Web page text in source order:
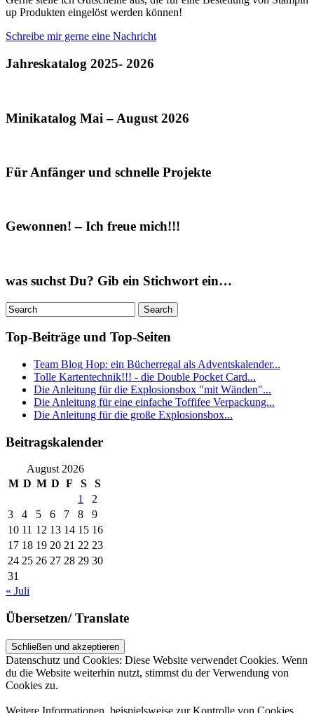
up Produkten eingelöst werden können!
Schreibe mir gerne eine Nachricht
Jahreskatalog 2025- 2026
Minikatalog Mai – August 2026
Für Anfänger und schnelle Projekte
Gewonnen! – Ich freue mich!!!
was suchst Du? Gib ein Stichwort ein…
Top-Beiträge und Top-Seiten
Team Blog Hop: ein Bücherregal als Adventskalender...
Tolle Kartentechnik!!! - die Double Pocket Card...
Die Anleitung für die Explosionsbox "mit Wänden"...
Die Anleitung für eine einfache Toffifee Verpackung...
Die Anleitung für die große Explosionsbox...
Beitragskalender
August 2026
M D M D F S
S
1
2
3
4 5 6 7 8
9
10 11 12 13 14 15 16
17 18 19 20 21 22 23
24 25 26 27 28 29 30
31
« Juli
Übersetzen/ Translate
Datenschutz und Cookies: Diese Website verwendet Cookies. Wenn
du die Website weiterhin nutzt, stimmst du der Verwendung von
Cookies zu.
Weitere Informationen, beispielsweise zur Kontrolle von Cookies,